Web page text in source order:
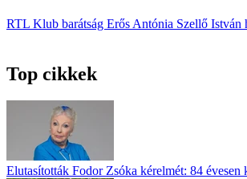
RTL Klub barátság Erős Antónia Szellő István
Top cikkek
Elutasították Fodor Zsóka kérelmét: 84 évesen